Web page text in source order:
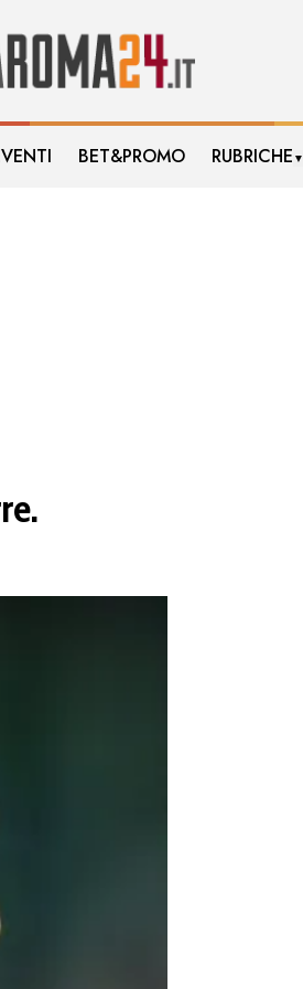
BET&PROMO RUBRICHE ▼